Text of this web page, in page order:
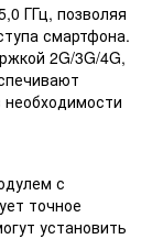
ГГц, позволяя
смартфона.
2G/3G/4G,
необходимости
с
точное
установить